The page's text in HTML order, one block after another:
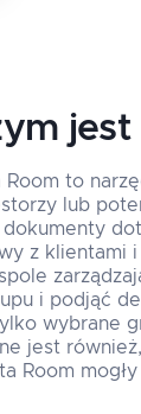
Room to
lub
dokumenty
z klientami
i podjąć
wybrane
jest
Room